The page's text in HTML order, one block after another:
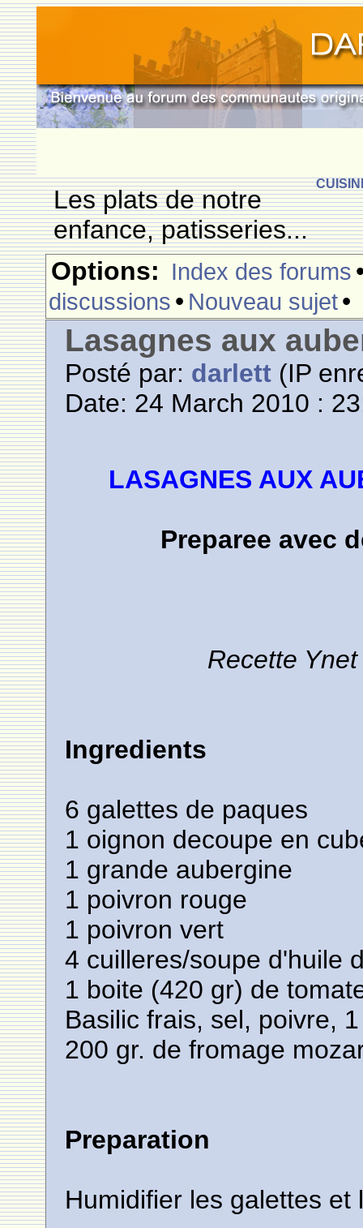
Les plats de notre
enfance, patisseries...
Options: Index des forums
discussions • Nouveau sujet•
Lasagnes aux
Posté par: darlett (IP
Date: 24 March 2010 :
LASAGNES AUX
Preparee avec
Recette
Ingredients
6 galettes de paques
1 oignon decoupe en
1 grande aubergine
1 poivron rouge
1 poivron vert
4 cuilleres/soupe d'huile
1 boite (420 gr) de
Basilic frais, sel, poivre,
200 gr. de fromage
Preparation
Humidifier les galettes et